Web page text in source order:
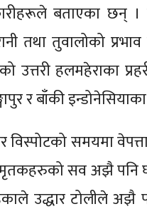
बताएका छन् ।
तथा तुवालोको
उत्तरी हलमहेराका
र बाँकी
विस्पोटको समयमा
सव अझै पनि
उद्धार टोलीले अझै